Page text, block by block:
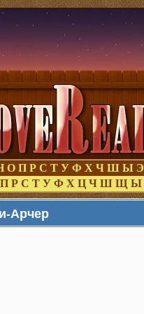
О П Р С Т У Ф Х Ч Ш Ы Э
П Р С Т У Ф Х Ц Ч Ш Щ Ы
Арчер